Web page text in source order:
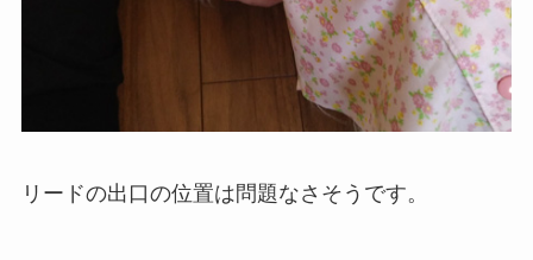
リードの出口の位置は問題なさそうです。